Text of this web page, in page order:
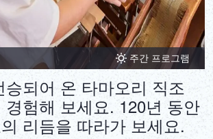
주간 프로그램
승되어 온 타마오리 직조
험해 보세요. 120년 동안
리듬을 따라가 보세요.